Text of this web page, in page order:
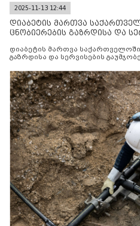
2025-11-13 12:44
დიაბეტის მართვა
ცნობიერების გაზრდისა და
დიაბეტის მართვა
გაზრდისა და სერვისების